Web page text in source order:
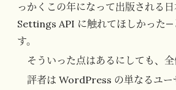
っかくこの年になって出版される
Settings API に触れてほしかった
す。
そういった点はあるにしても、
評者は WordPress の単なるユー